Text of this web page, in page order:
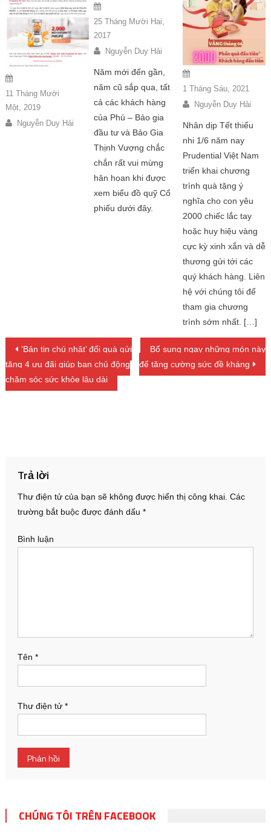
11 Tháng Mười
Một, 2019
Nguyễn Duy Hải
25 Tháng Mười Hai,
2017
Nguyễn Duy Hải
Năm mới đến gần,
năm cũ sắp qua, tất
cả các khách hàng
của Phú – Bảo gia
đầu tư và Bảo Gia
Thịnh Vượng chắc
chắn rất vui mừng
hân hoan khi được
xem biểu đồ quỹ Cổ
phiếu dưới đây.
1 Tháng Sáu, 2021
Nguyễn Duy Hải
Nhân dịp Tết thiếu
nhi 1/6 năm nay
Prudential Việt Nam
triển khai chương
trình quà tặng ý
nghĩa cho con yêu
2000 chiếc lắc tay
hoặc huy hiệu vàng
cực kỳ xinh xắn và dễ
thương gửi tới các
quý khách hàng. Liên
hệ với chúng tôi để
tham gia chương
trình sớm nhất. […]
Điều hướng bài viết
‘Bản tin chủ nhật’ đổi quà gửi
tặng 4 ưu đãi giúp bạn chủ động
chăm sóc sức khỏe lâu dài
Bổ sung ngay những món này
để tăng cường sức đề kháng
Trả lời
Thư điện tử của bạn sẽ không được hiển thị công khai. Các
trường bắt buộc được đánh dấu *
Bình luận
Tên *
Thư điện tử *
CHÚNG TÔI TRÊN FACEBOOK